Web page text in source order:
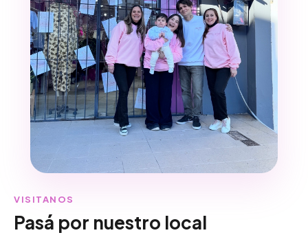
VISITANOS
Pasá por nuestro local